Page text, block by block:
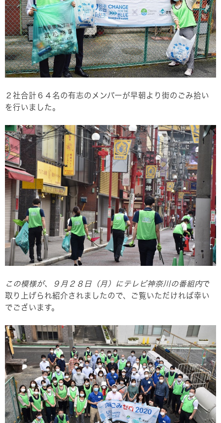
２社合計６４名の有志のメンバーが早朝より街のごみ拾い
を行いました。
この模様が、９月２８日（月）にテレビ神奈川の番組内で
取り上げられ紹介されましたので、ご覧いただければ幸い
でございます。